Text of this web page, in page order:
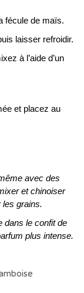
fécule de maïs.
laisser refroidir.
à l’aide d’un
et placez au
avec des
et chinoiser
les grains.
dans le confit de
plus intense.